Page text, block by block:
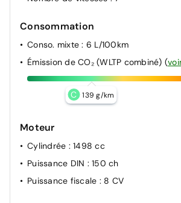
Consommation
Conso. mixte: 6 L/100km
Émission de CO₂ (WLTP combiné) (
C 139 g/km
Moteur
Cylindrée : 1498 cc
Puissance DIN : 150 ch
Puissance fiscale : 8 CV